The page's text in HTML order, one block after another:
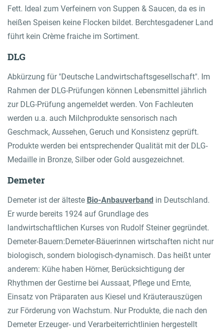
Fett. Ideal zum Verfeinern von Suppen & Saucen, da es in
heißen Speisen keine Flocken bildet. Berchtesgadener Land
führt kein Crème fraiche im Sortiment.
DLG
Abkürzung für "Deutsche Landwirtschaftsgesellschaft". Im
Rahmen der DLG-Prüfungen können Lebensmittel jährlich
zur DLG-Prüfung angemeldet werden. Von Fachleuten
werden u.a. auch Milchprodukte sensorisch nach
Geschmack, Aussehen, Geruch und Konsistenz geprüft.
Produkte werden bei entsprechender Qualität mit der DLG-
Medaille in Bronze, Silber oder Gold ausgezeichnet.
Demeter
Demeter ist der älteste Bio-Anbauverband in Deutschland.
Er wurde bereits 1924 auf Grundlage des
landwirtschaftlichen Kurses von Rudolf Steiner gegründet.
Demeter-Bauern:Demeter-Bäuerinnen wirtschaften nicht nur
biologisch, sondern biologisch-dynamisch. Das heißt unter
anderem: Kühe haben Hörner, Berücksichtigung der
Rhythmen der Gestirne bei Aussaat, Pflege und Ernte,
Einsatz von Präparaten aus Kiesel und Kräuterauszügen
zur Förderung von Wachstum. Nur Produkte, die nach den
Demeter Erzeuger- und Verarbeiterrichtlinien hergestellt